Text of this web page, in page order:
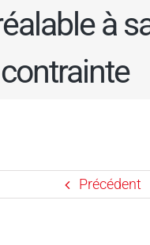
à
contrainte
Précédent